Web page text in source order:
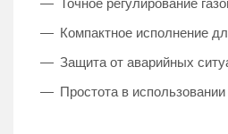
Точное регулирование
Компактное исполнение
Защита от аварийных
Простота в